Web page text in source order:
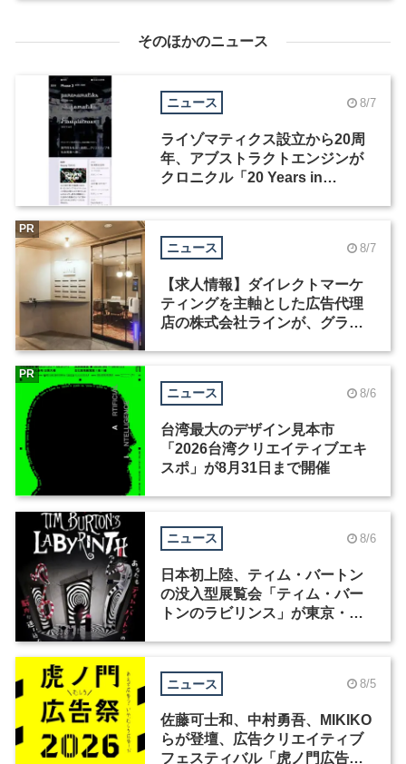
そのほかのニュース
ニュース 8/7
ライゾマティクス設立から20周
年、アブストラクトエンジンが
クロニクル「20 Years in
ニュース 8/7
【求人情報】ダイレクトマーケ
ティングを主軸とした広告代理
店の株式会社ラインが、グラフ
PR
ニュース 8/6
台湾最大のデザイン見本市
「2026台湾クリエイティブエキ
スポ」が8月31日まで開催
PR
ニュース 8/6
日本初上陸、ティム・バートン
の没入型展覧会「ティム・バー
トンのラビリンス」が東京・豊
ニュース 8/5
佐藤可士和、中村勇吾、MIKIKO
らが登壇、広告クリエイティブ
フェスティバル「虎ノ門広告